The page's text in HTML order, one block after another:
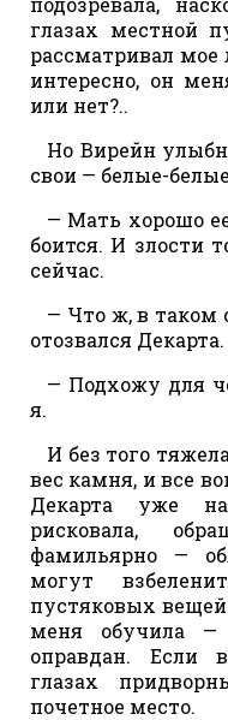
глазах местной
рассматривал мое
интересно, он
или нет?..
Но Вирейн
свои — белые-
— Мать хорошо
боится. И злости
сейчас.
— Что ж, в таком
отозвался Декарта.
— Подхожу для
я.
И без того
вес камня, и все
Декарта уже
рисковала,
фамильярно —
могут
пустяковых
меня обучила —
оправдан. Если
глазах
почетное место.